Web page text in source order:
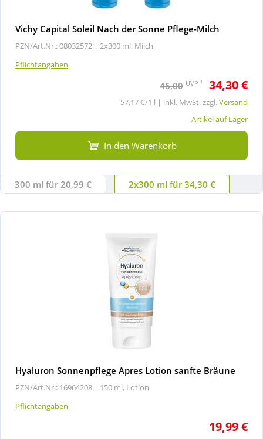
Vichy Capital Soleil Nach der Sonne Pflege-Milch
PZN/Art.Nr.: 08032572 | 2x300 ml, Milch
Pflichtangaben
46,00 UVP 1 34,30 €
57,17 €/1 l | inkl. MwSt. zzgl.Versand
Artikel auf Lager
In den Warenkorb
300 ml für 20,99 € 2x300 ml für 34,30 €
Hyaluron Sonnenpflege Apres Lotion sanfte Bräune
PZN/Art.Nr.: 16964208 | 150 ml, Lotion
Pflichtangaben
19,99 €